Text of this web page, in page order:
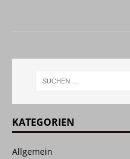
KATEGORIEN
Allgemein